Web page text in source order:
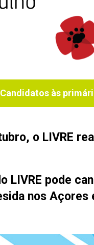
Candidatos às
o LIVRE
LIVRE pode
nos